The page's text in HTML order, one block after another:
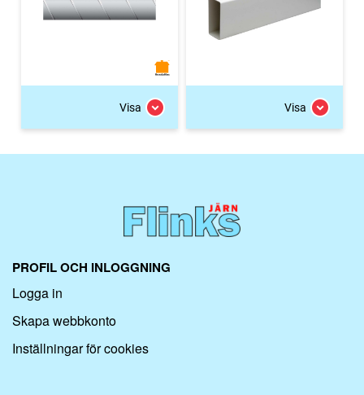
Visa Visa
PROFIL OCH INLOGGNING
Logga in
Skapa webbkonto
Inställningar för cookies